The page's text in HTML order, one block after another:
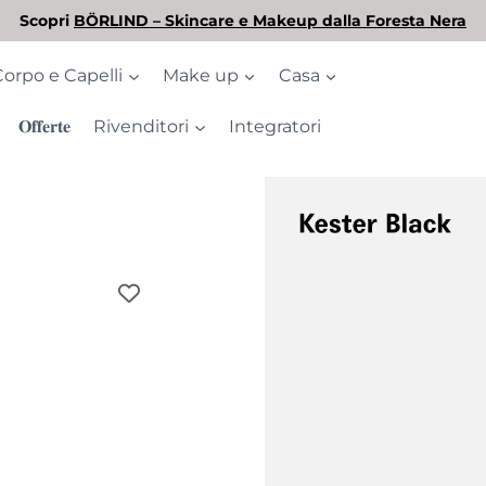
L'estate è arrivata! Scopri la nostra selezione di solari
e Capelli Make up Casa
𝐎𝐟𝐟𝐞𝐫𝐭𝐞 Rivenditori Integratori